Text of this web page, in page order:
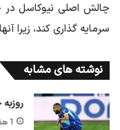
چالش اصلی نیوکاسل در
سرمایه گذاری کند، زیرا
نوشته های مشابه
1 هفته پیش